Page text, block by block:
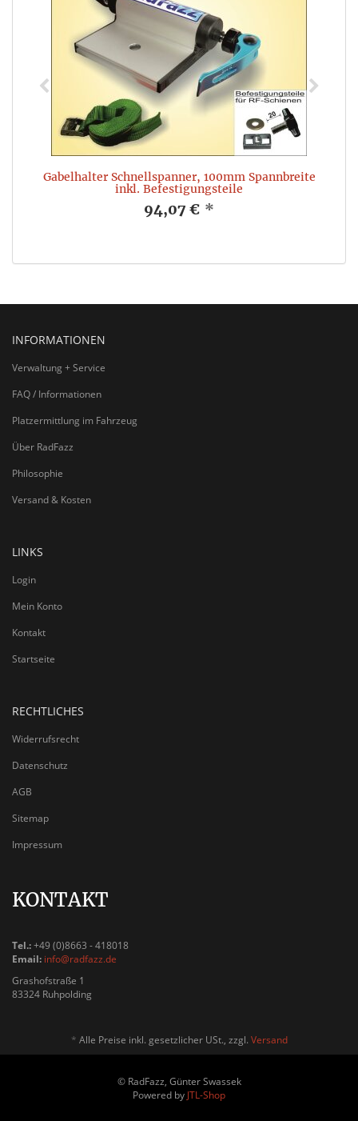
Gabelhalter Schnellspanner, 100mm Spannbreite
inkl. Befestigungsteile
94,07 € *
INFORMATIONEN
Verwaltung + Service
FAQ / Informationen
Platzermittlung im Fahrzeug
Über RadFazz
Philosophie
Versand & Kosten
LINKS
Login
Mein Konto
Kontakt
Startseite
RECHTLICHES
Widerrufsrecht
Datenschutz
AGB
Sitemap
Impressum
KONTAKT
Tel.:+49 (0)8663 - 418018
Email: info@radfazz.de
Grashofstraße 1
83324 Ruhpolding
* Alle Preise inkl. gesetzlicher USt., zzgl. Versand
© RadFazz, Günter Swassek
Powered by JTL-Shop